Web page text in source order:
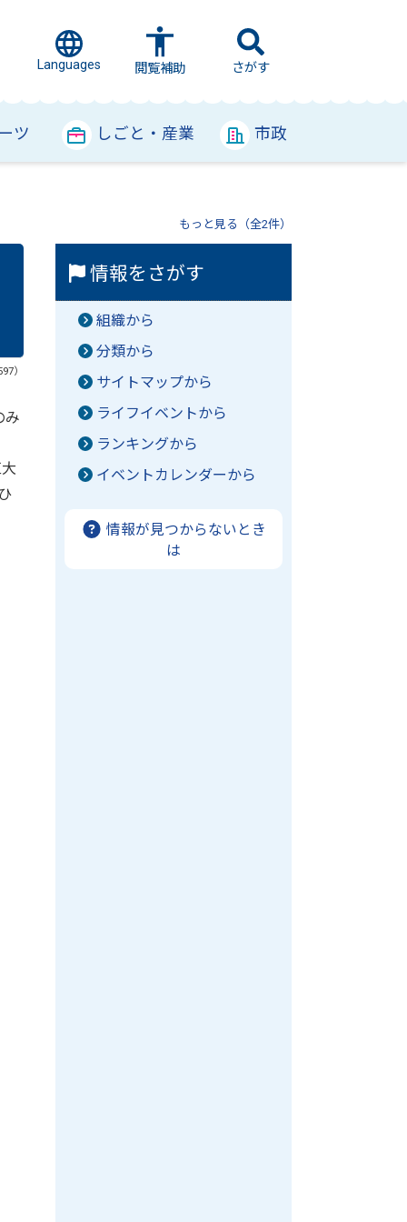
Languages 閲覧補助 さがす
ツ しごと・産業 市政
もっと見る（全2件）
）
み
情報をさがす
組織から
分類から
サイトマップから
ライフイベントから
ランキングから
イベントカレンダーから
情報が見つからないとき
は